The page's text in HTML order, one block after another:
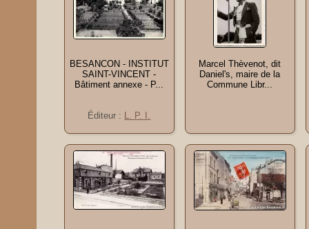
BESANCON - INSTITUT
SAINT-VINCENT -
Bâtiment annexe - P...
Éditeur : L. P. I.
Marcel Thèvenot, dit
Daniel's, maire de la
Commune Libr...